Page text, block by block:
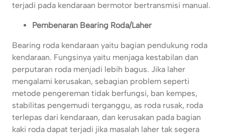
terjadi pada kendaraan bermotor bertransmisi manual.
Pembenaran Bearing Roda/Laher
Bearing roda kendaraan yaitu bagian pendukung roda
kendaraan. Fungsinya yaitu menjaga kestabilan dan
perputaran roda menjadi lebih bagus. Jika laher
mengalami kerusakan, sebagian problem seperti
metode pengereman tidak berfungsi, ban kempes,
stabilitas pengemudi terganggu, as roda rusak, roda
terlepas dari kendaraan, dan kerusakan pada bagian
kaki roda dapat terjadi jika masalah laher tak segera